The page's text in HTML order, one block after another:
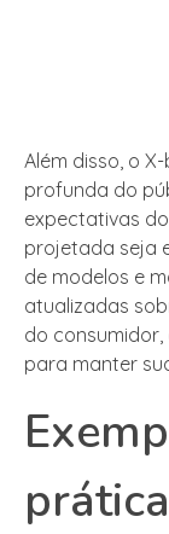
Além disso, o
profunda do
expectativas
projetada seja
de modelos e
atualizadas
do
para manter